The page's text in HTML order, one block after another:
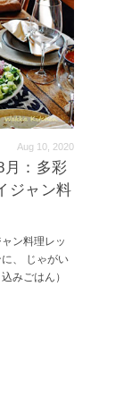
Aug 10, 2020
月：多彩
ジャン料
ン料理レッ
、 じゃがい
みごはん）